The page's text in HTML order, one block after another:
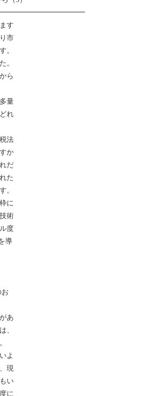
す
市
。
。
ら
量
れ
法
か
だ
た
。
に
術
度
導
あ
、
よ
現
い
に